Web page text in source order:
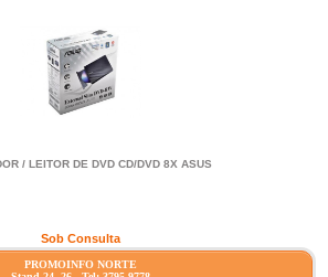
/ LEITOR DE DVD CD/DVD 8X ASUS
Sob Consulta
PROMOINFO NORTE